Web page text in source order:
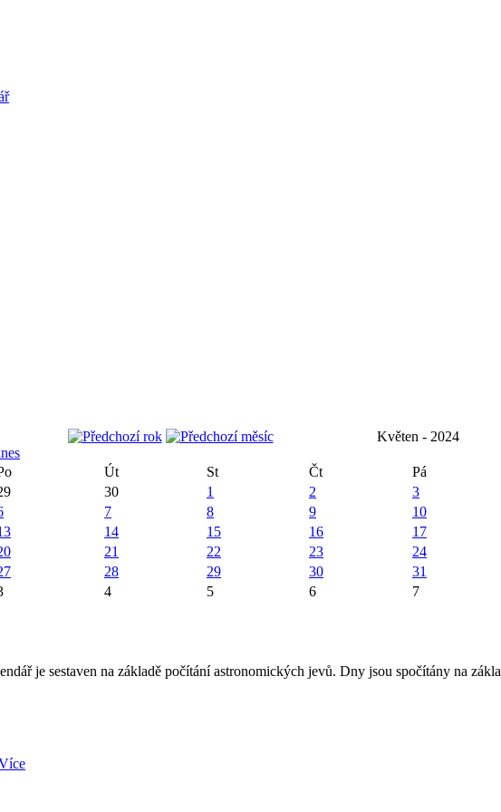
Květen - 2024
Út St Čt Pá
30 1 2 3
7 8 9 10
14 15 16 17
21 22 23 24
28 29 30 31
4 5 6 7
je sestaven na základě počítání astronomických jevů. Dny jsou spočítány na